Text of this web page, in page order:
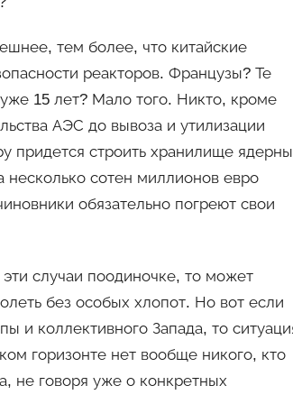
тем более, что китайские
реакторов. Французы? Те
15 лет? Мало того. Никто, кроме
АЭС до вывоза и утилизации
придется строить хранилище
несколько сотен миллионов евро
обязательно погреют свои
случаи поодиночке, то может
без особых хлопот. Но вот если
и коллективного Запада, то
горизонте нет вообще никого, кто
не говоря уже о конкретных